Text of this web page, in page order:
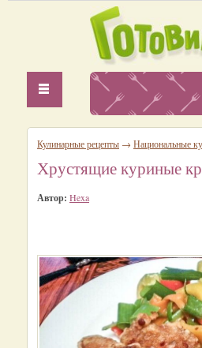
Кулинарные рецепты → Национальные
Хрустящие куриные
Автор: Hexa